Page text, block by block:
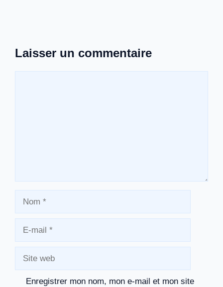
Laisser un commentaire
Enregistrer mon nom, mon e-mail et mon site